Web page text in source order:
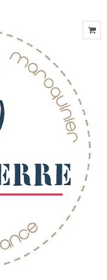
41 39 38 91